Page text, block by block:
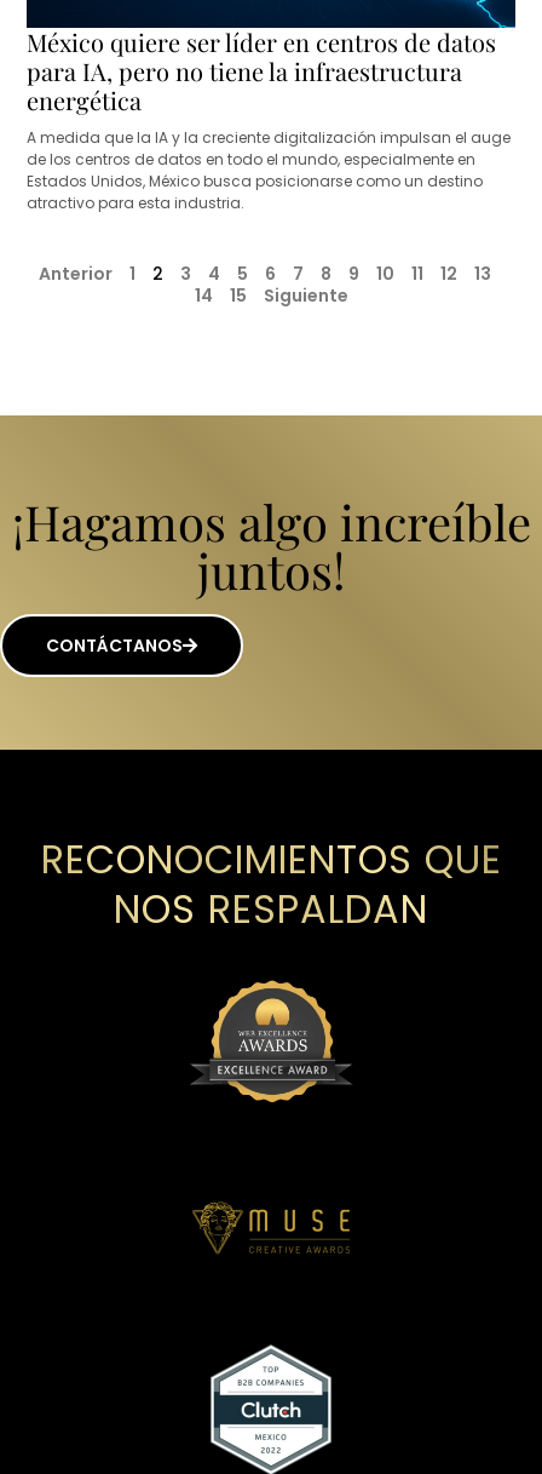
México quiere ser líder en centros de datos
para IA, pero no tiene la infraestructura
energética
A medida que la IA y la creciente digitalización impulsan el auge
de los centros de datos en todo el mundo, especialmente en
Estados Unidos, México busca posicionarse como un destino
atractivo para esta industria.
Anterior 1 2 3 4 5 6 7 8 9 10 11 12
13
14
15 Siguiente
¡Hagamos algo increíble
juntos!
CONTÁCTANOS
RECONOCIMIENTOS QUE
NOS RESPALDAN